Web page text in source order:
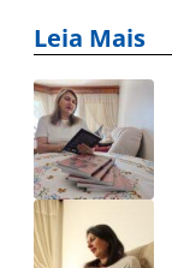
Leia Mais